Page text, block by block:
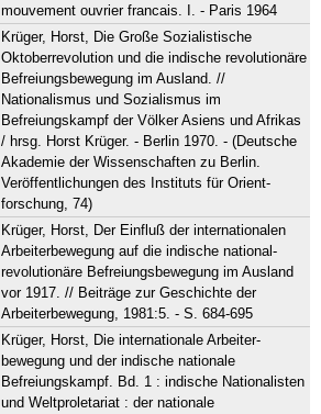
mouvement ouvrier francais. I. - Paris 1964
Krüger, Horst, Die Große Sozialistische
Oktoberrevolution und die indische revolutionäre
Befreiungsbewegung im Ausland. //
Nationalismus und Sozialismus im
Befreiungskampf der Völker Asiens und Afrikas
/ hrsg. Horst Krüger. - Berlin 1970. - (Deutsche
Akademie der Wissenschaften zu Berlin.
Veröffentlichungen des Instituts für Orient-
forschung, 74)
Krüger, Horst, Der Einfluß der internationalen
Arbeiterbewegung auf die indische national-
revolutionäre Befreiungsbewegung im Ausland
vor 1917. // Beiträge zur Geschichte der
Arbeiterbewegung, 1981:5. - S. 684-695
Krüger, Horst, Die internationale Arbeiter-
bewegung und der indische nationale
Befreiungskampf. Bd. 1 : indische Nationalisten
und Weltproletariat : der nationale